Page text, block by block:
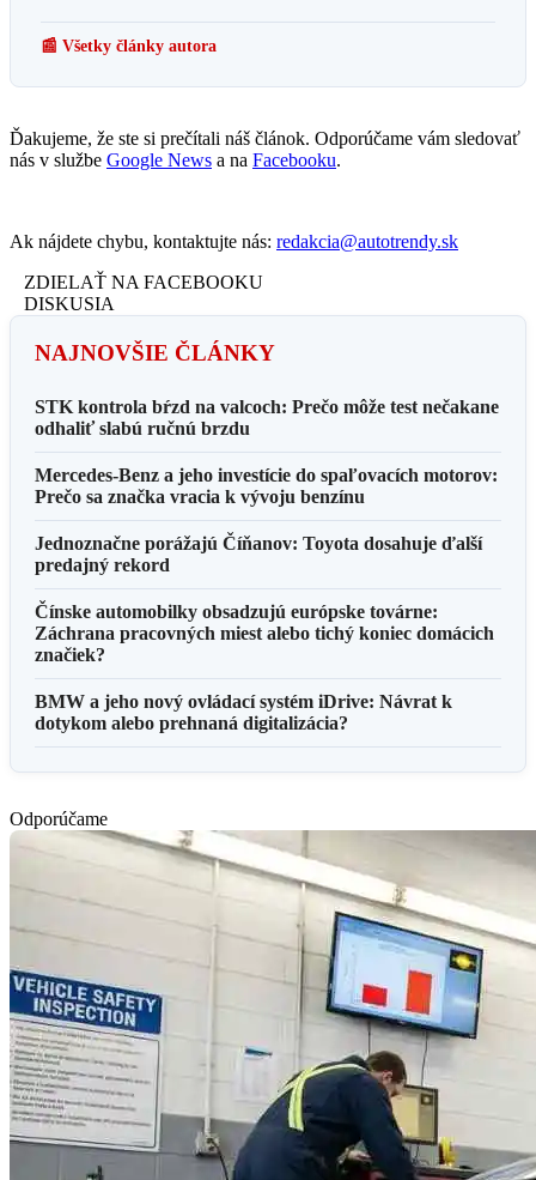
📰 Všetky články autora
Ďakujeme, že ste si prečítali náš článok. Odporúčame vám sledovať
nás v službe Google News a na Facebooku.
Ak nájdete chybu, kontaktujte nás: redakcia@autotrendy.sk
ZDIELAŤ NA FACEBOOKU
DISKUSIA
NAJNOVŠIE ČLÁNKY
STK kontrola bŕzd na valcoch: Prečo môže test nečakane
odhaliť slabú ručnú brzdu
Mercedes-Benz a jeho investície do spaľovacích motorov:
Prečo sa značka vracia k vývoju benzínu
Jednoznačne porážajú Číňanov: Toyota dosahuje ďalší
predajný rekord
Čínske automobilky obsadzujú európske továrne:
Záchrana pracovných miest alebo tichý koniec domácich
značiek?
BMW a jeho nový ovládací systém iDrive: Návrat k
dotykom alebo prehnaná digitalizácia?
Odporúčame